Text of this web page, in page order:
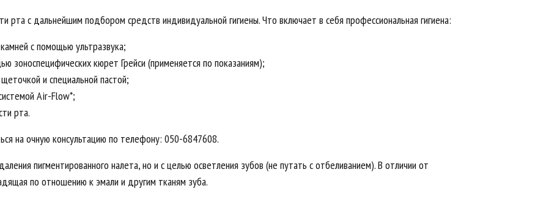
рта с дальнейшим подбором средств индивидуальной гигиены. Что включает в себя профессиональная гигиена:
с помощью ультразвука;
зоноспецифических кюрет Грейси (применяется по показаниям);
и специальной пастой;
Air-Flow*;
рта.
на очную консультацию по телефону: 050-6847608.
пигментированного налета, но и с целью осветления зубов (не путать с отбеливанием). В отличии от
по отношению к эмали и другим тканям зуба.